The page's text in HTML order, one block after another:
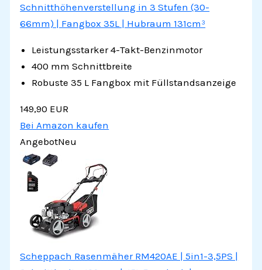
Schnitthöhenverstellung in 3 Stufen (30-
66mm) | Fangbox 35L | Hubraum 131cm³
Leistungsstarker 4-Takt-Benzinmotor
400 mm Schnittbreite
Robuste 35 L Fangbox mit Füllstandsanzeige
149,90 EUR
Bei Amazon kaufen
AngebotNeu
Scheppach Rasenmäher RM420AE | 5in1-3,5PS |